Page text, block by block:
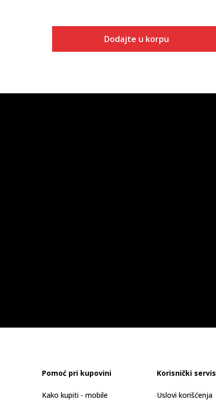
Dodajte u korpu
Pomoć pri kupovini
Kako kupiti - mobile
Korisnički servis
Uslovi korišćenja